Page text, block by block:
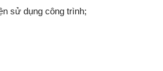
sử dụng công trình;